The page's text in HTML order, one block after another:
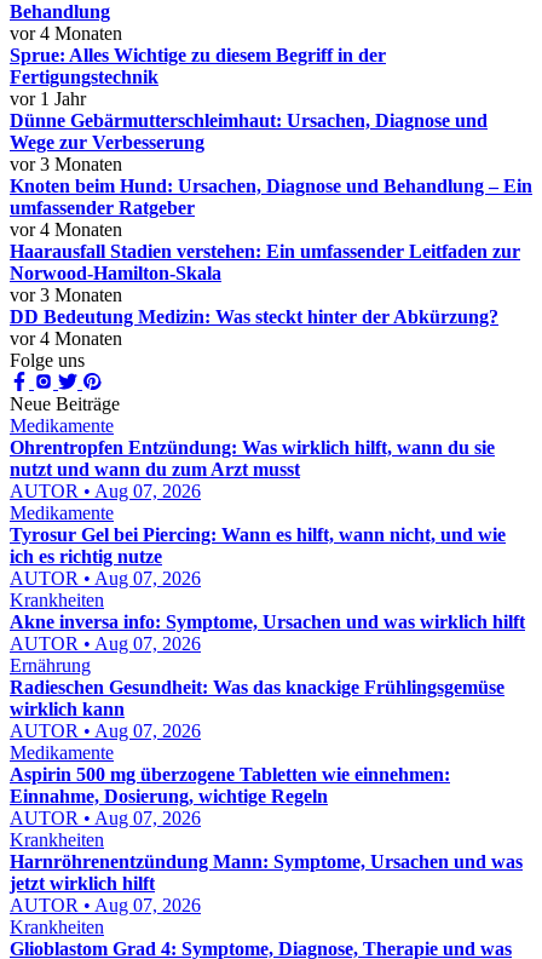
Behandlung
vor 4 Monaten
Sprue: Alles Wichtige zu diesem Begriff in der
Fertigungstechnik
vor 1 Jahr
Dünne Gebärmutterschleimhaut: Ursachen, Diagnose und
Wege zur Verbesserung
vor 3 Monaten
Knoten beim Hund: Ursachen, Diagnose und Behandlung – Ein
umfassender Ratgeber
vor 4 Monaten
Haarausfall Stadien verstehen: Ein umfassender Leitfaden zur
Norwood-Hamilton-Skala
vor 3 Monaten
DD Bedeutung Medizin: Was steckt hinter der Abkürzung?
vor 4 Monaten
Folge uns
Neue Beiträge
Medikamente
Ohrentropfen Entzündung: Was wirklich hilft, wann du sie
nutzt und wann du zum Arzt musst
AUTOR • Aug 07, 2026
Medikamente
Tyrosur Gel bei Piercing: Wann es hilft, wann nicht, und wie
ich es richtig nutze
AUTOR • Aug 07, 2026
Krankheiten
Akne inversa info: Symptome, Ursachen und was wirklich hilft
AUTOR • Aug 07, 2026
Ernährung
Radieschen Gesundheit: Was das knackige Frühlingsgemüse
wirklich kann
AUTOR • Aug 07, 2026
Medikamente
Aspirin 500 mg überzogene Tabletten wie einnehmen:
Einnahme, Dosierung, wichtige Regeln
AUTOR • Aug 07, 2026
Krankheiten
Harnröhrenentzündung Mann: Symptome, Ursachen und was
jetzt wirklich hilft
AUTOR • Aug 07, 2026
Krankheiten
Glioblastom Grad 4: Symptome, Diagnose, Therapie und was